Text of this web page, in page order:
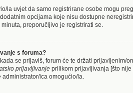
la uvjet da samo registrirane osobe mogu
opcijama koje nisu dostupne
preporučljivo je registrirati se.
s foruma?
kada se prijaviš, forum će te držati prijavljenim/
prijavljivanje prilikom prijavljivanja [što
ica omogućio/la.